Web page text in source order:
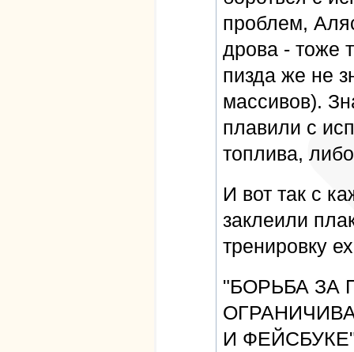
проблем,
дрова - тоже
пизда же не
массивов).
плавили с
топлива,
И вот так с
заклеили
тренировку
"БОРЬБА ЗА
И